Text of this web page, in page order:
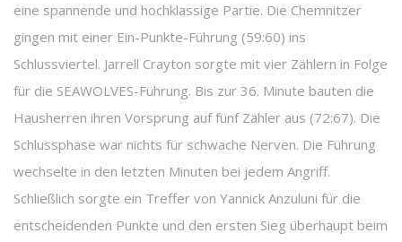
eine spannende und hochklassige Partie. Die Chemnitzer
gingen mit einer Ein-Punkte-Führung (59:60) ins
Schlussviertel. Jarrell Crayton sorgte mit vier Zählern in Folge
für die SEAWOLVES-Führung. Bis zur 36. Minute bauten die
Hausherren ihren Vorsprung auf fünf Zähler aus (72:67). Die
Schlussphase war nichts für schwache Nerven. Die Führung
wechselte in den letzten Minuten bei jedem Angriff.
Schließlich sorgte ein Treffer von Yannick Anzuluni für die
entscheidenden Punkte und den ersten Sieg überhaupt beim